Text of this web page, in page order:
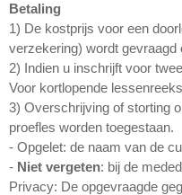
Betaling
1) De kostprijs voor een
verzekering) wordt gevraagd
2) Indien u inschrijft voor
Voor kortlopende
3) Overschrijving of storting
proefles worden toegestaan.
- Opgelet: de naam van de
- Niet vergeten: bij de
Privacy: De opgevraagde